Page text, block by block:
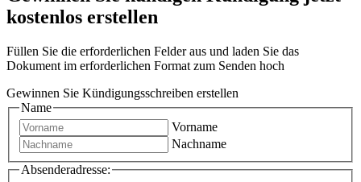
kostenlos erstellen
Füllen Sie die erforderlichen Felder aus und laden Sie das
Dokument im erforderlichen Format zum Senden hoch
Gewinnen Sie Kündigungsschreiben erstellen
Name
Vorname
Nachname
Absenderadresse: